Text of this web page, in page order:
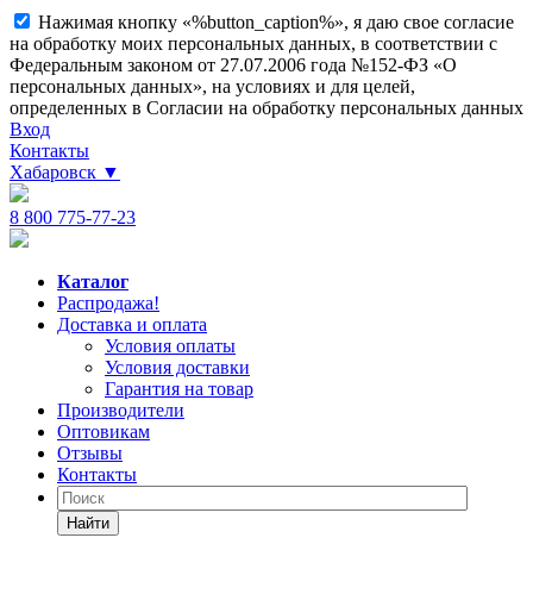
Нажимая кнопку «%button_caption%», я даю свое согласие
на обработку моих персональных данных, в соответствии с
Федеральным законом от 27.07.2006 года №152-ФЗ «О
персональных данных», на условиях и для целей,
определенных в Согласии на обработку персональных данных
Вход
Контакты
Хабаровск ▼
8 800 775-77-23
Каталог
Распродажа!
Доставка и оплата
Условия оплаты
Условия доставки
Гарантия на товар
Производители
Оптовикам
Отзывы
Контакты
Найти